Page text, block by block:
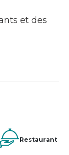
et des
Restaurant